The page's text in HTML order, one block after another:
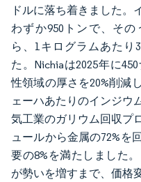
ドルに落ち着きました。
わずか950トンで、そ
ら、1キログラムあたり
た。Nichiaは2025年に
性領域の厚さを20%削減
ェーハあたりのインジウ
気工業のガリウム回収プ
ュールから金属の72%を
要の8%を満たしました
が勢いを増すまで、価格